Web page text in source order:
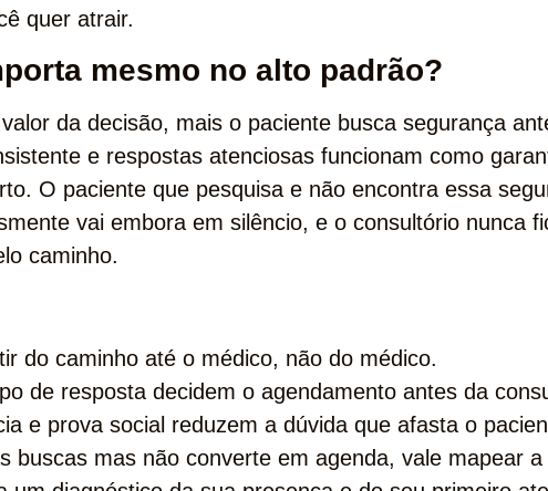
quer atrair.
mesmo no alto padrão?
da decisão, mais o paciente busca segurança
e respostas atenciosas funcionam como
O paciente que pesquisa e não encontra essa
vai embora em silêncio, e o consultório nunca
caminho.
do caminho até o médico, não do médico.
de resposta decidem o agendamento antes da
e prova social reduzem a dúvida que afasta o
buscas mas não converte em agenda, vale mapear a